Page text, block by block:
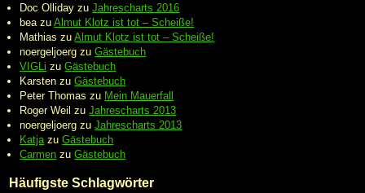
Doc Olliday zuJahrescharts 2016
bea zuAlmut Klotz ist tot – Scheiße!
Mathias zuAlmut Klotz ist tot – Scheiße!
noergeljoerg zuGästebuch
VIGLi zuGästebuch
Karsten zuGästebuch
Peter Thomas zu Mein Mauerfall
Roger Weil zuJahrescharts 2013
noergeljoerg zuJahrescharts 2013
Katja zuGästebuch
Carmen zuGästebuch
Häufigste Schlagwörter